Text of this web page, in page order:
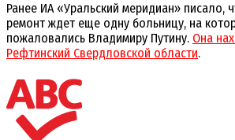
Ранее ИА «Уральский меридиан» писало,
ремонт ждет еще одну больницу, на
пожаловались Владимиру Путину. Она
Рефтинский Свердловской области.